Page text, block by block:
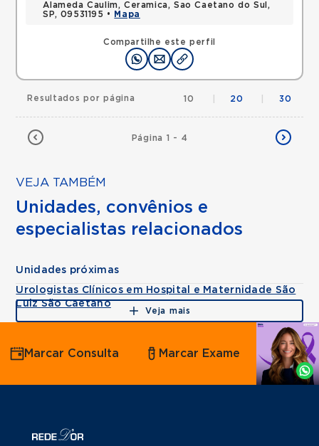
Compartilhe este perfil
Alameda Caulim, Ceramica, Sao Caetano do Sul,
SP, 09531195 •
Mapa
Página 1 - 4
Resultados por página 10 20 30
VEJA TAMBÉM
Unidades, convênios e
especialistas relacionados
Unidades próximas
Urologistas Clínicos em Hospital e Maternidade São
Luiz São Caetano
Veja mais
Agende
por
Whatsapp
Marcar Consulta Marcar Exame